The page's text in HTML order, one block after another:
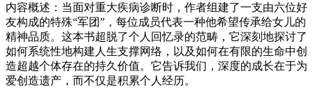
内容概述：当面对重大疾病诊断时，作者组建了一支由六位好
友构成的特殊“军团”，每位成员代表一种他希望传承给女儿的
精神品质。这本书超脱了个人回忆录的范畴，它深刻地探讨了
如何系统性地构建人生支撑网络，以及如何在有限的生命中创
造超越个体存在的持久价值。它告诉我们，深度的成长在于为
爱创造遗产，而不仅是积累个人经历。